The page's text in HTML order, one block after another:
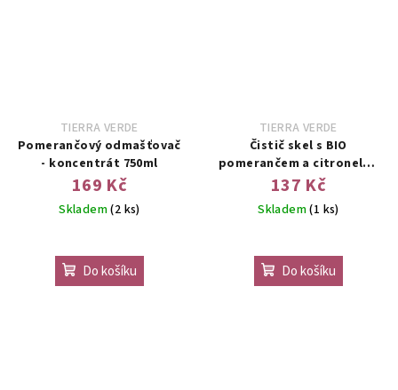
TIERRA VERDE
Pomerančový odmašťovač
- koncentrát 750ml
169 Kč
Skladem(2 ks)
Do košíku
TIERRA VERDE
Čistič skel s BIO
pomerančem a citronelou
750ml
137 Kč
Skladem(1 ks)
Do košíku